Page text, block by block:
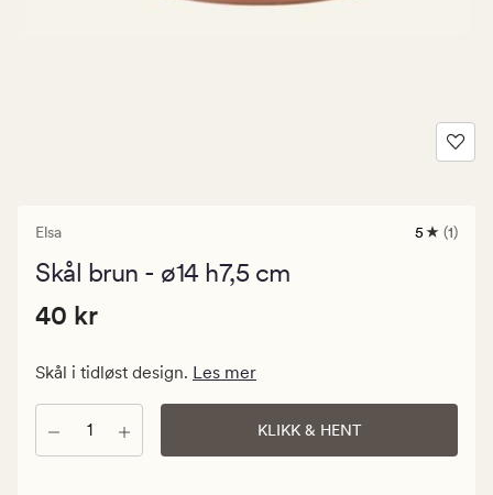
Elsa
1
5 (1)
Skål brun - ø14 h7,5 cm
Pris
pris
40
Pris 40 kr
40 kr
Skål i tidløst design. Les mer
Antall KLIKK & HENT